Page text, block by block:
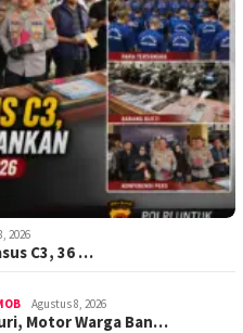
2026
C3, 36 …
Agustus 8, 2026
Motor Warga Ban…